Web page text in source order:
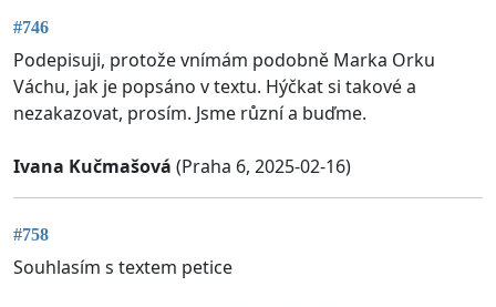
#746
Podepisuji, protože vnímám podobně Marka Orku
Váchu, jak je popsáno v textu. Hýčkat si takové a
nezakazovat, prosím. Jsme různí a buďme.
Ivana Kučmašová (Praha 6, 2025-02-16)
#758
Souhlasím s textem petice